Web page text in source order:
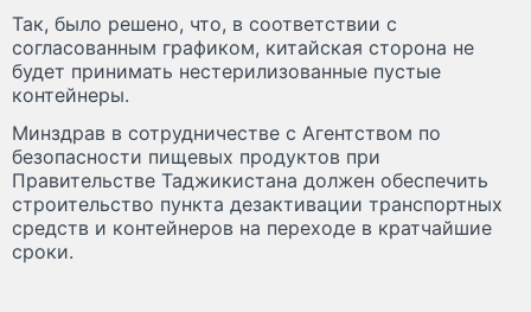
Так, было решено, что, в соответствии с
согласованным графиком, китайская сторона не
будет принимать нестерилизованные пустые
контейнеры.
Минздрав в сотрудничестве с Агентством по
безопасности пищевых продуктов при
Правительстве Таджикистана должен обеспечить
строительство пункта дезактивации транспортных
средств и контейнеров на переходе в кратчайшие
сроки.